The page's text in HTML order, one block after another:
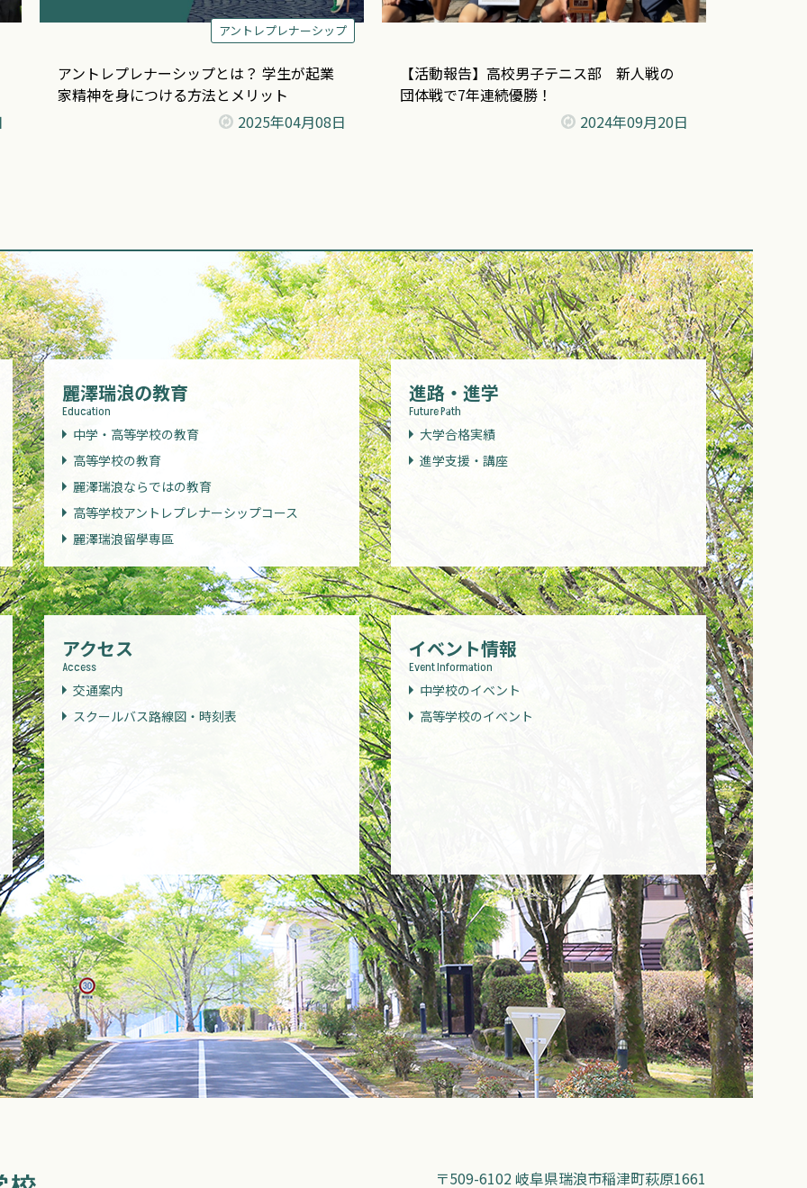
アントレプレナーシップ
アントレプレナーシップとは？ 学生が起業
家精神を身につける方法とメリット
2025年04月08日
【活動報告】高校男子テニス部 新人戦の
団体戦で7年連続優勝！
2024年09月20日
麗澤瑞浪の教育
Education
中学・高等学校の教育
高等学校の教育
麗澤瑞浪ならではの教育
高等学校アントレプレナーシップコース
麗澤瑞浪留學専區
進路・進学
Future Path
大学合格実績
進学支援・講座
アクセス
Access
交通案内
スクールバス路線図・時刻表
イベント情報
Event Information
中学校のイベント
高等学校のイベント
〒509-6102 岐阜県瑞浪市稲津町萩原1661